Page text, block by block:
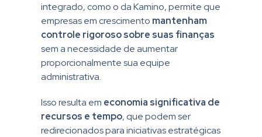
integrado, como o da Kamino, permite que
empresas em crescimento mantenham
controle rigoroso sobre suas finanças
sem a necessidade de aumentar
proporcionalmente sua equipe
administrativa.
Isso resulta em economia significativa de
recursos e tempo, que podem ser
redirecionados para iniciativas estratégicas